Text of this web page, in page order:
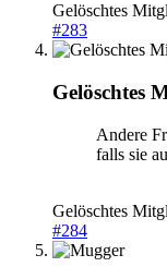
Gelöschtes
#283
Gelöschtes
Andere
falls sie
Gelöschtes
#284